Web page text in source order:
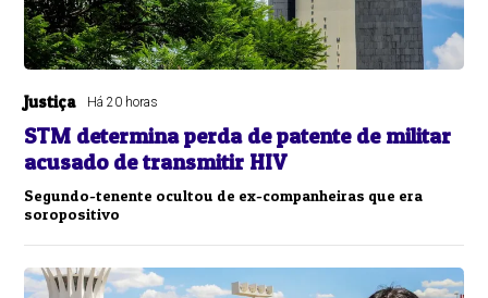
Justiça Há 20 horas
STM determina perda de patente de militar
acusado de transmitir HIV
Segundo-tenente ocultou de ex-companheiras que era
soropositivo